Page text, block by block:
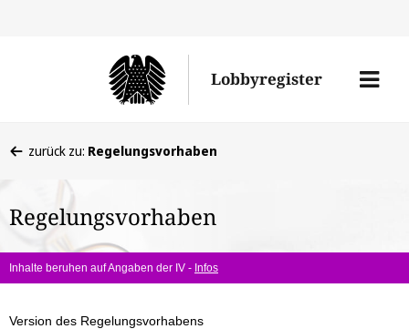
Lobbyregister
Menü
befinden
hier:
zurück zu: Regelungsvorhaben
Regelungsvorhaben
Inhalte beruhen auf Angaben der IV - Infos
Version des Regelungsvorhabens